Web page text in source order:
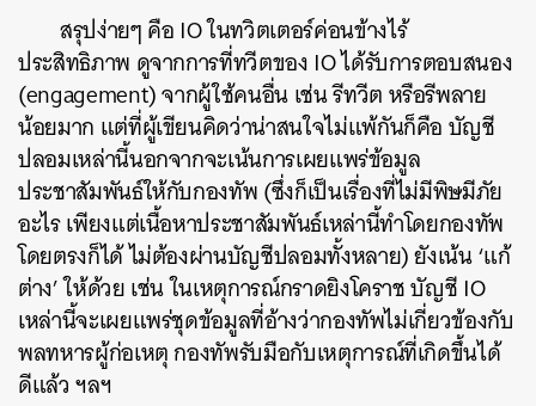
สรุปง่ายๆคือ IOในทวิตเตอร์ค่อนข้างไร้
ประสิทธิภาพ ดูจากการที่ทวีตของ IOได้รับการตอบสนอง
(engagement)จากผู้ใช้คนอื่นเช่นรีทวีตหรือรีพลาย
น้อยมาก แต่ที่ผู้เขียนคิดว่าน่าสนใจไม่แพ้กันก็คือบัญชี
ปลอมเหล่านี้นอกจากจะเน้นการเผยแพร่ข้อมูล
ประชาสัมพันธ์ให้กับกองทัพ(ซึ่งก็เป็นเรื่องที่ไม่มีพิษมีภัย
อะไรเพียงแต่เนื้อหาประชาสัมพันธ์เหล่านี้ทำโดยกองทัพ
โดยตรงก็ได้ไม่ต้องผ่านบัญชีปลอมทั้งหลาย)ยังเน้น‘แก้
ต่าง’ให้ด้วยเช่นในเหตุการณ์กราดยิงโคราชบัญชี IO
เหล่านี้จะเผยแพร่ชุดข้อมูลที่อ้างว่ากองทัพไม่เกี่ยวข้องกับ
พลทหารผู้ก่อเหตุกองทัพรับมือกับเหตุการณ์ที่เกิดขึ้นได้
ดีแล้วฯลฯ